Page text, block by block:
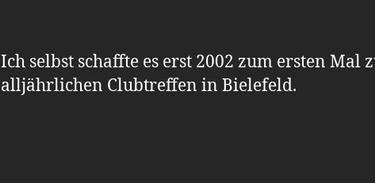
Ich selbst schaffte es erst 2002 zum ersten Mal
alljährlichen Clubtreffen in Bielefeld.